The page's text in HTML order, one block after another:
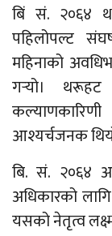
बिं सं. २०६४
पहिलोपल्ट
महिनाको
गर्‍यो।
आश्यर्चजनक
बि. सं. २०६४
अधिकारको लागि
यसको नेतृत्व